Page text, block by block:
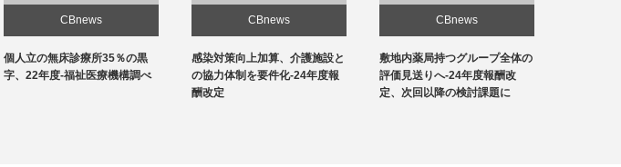
CBnews
感染対策向上加算、介護施設と
の協力体制を要件化-24年度報
CBnews
敷地内薬局持つグループ全体の
評価見送りへ-24年度報酬改
定、次回以降の検討課題に
CBnews
急性期1の在院日数、支払側
「14日以内」主張-診療側「分
化の前につぶれる」、公益裁定